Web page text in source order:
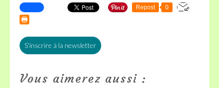
Repost 0
S'inscrire à la newsletter
Vous aimerez aussi :